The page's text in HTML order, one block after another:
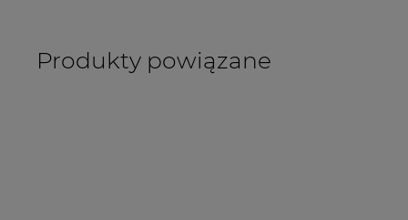
Produkty powiązane